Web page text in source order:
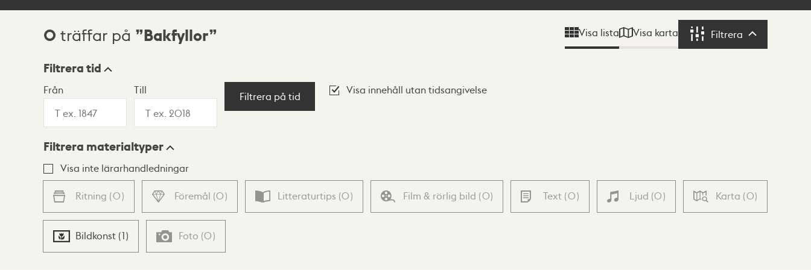
Sökresultat
0 träffar på Bakfyllor Visa lista Visa karta Filtrera Filtrera
Visningsläge
Lista Karta
Filtrera tid
Från Till
Filtrera på tid
Visa innehåll utan tidsangivelse
Filtrera materialtyper
Visa inte lärarhandledningar
Ritning (0) Föremål (0) Litteraturtips (0) Film & rörlig bild (0) Text (0) Ljud (0) Karta (0)
Bildkonst (1) Foto (0)